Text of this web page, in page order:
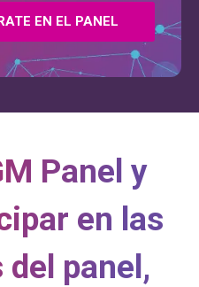
EN EL PANEL
Panel y
en las
panel,